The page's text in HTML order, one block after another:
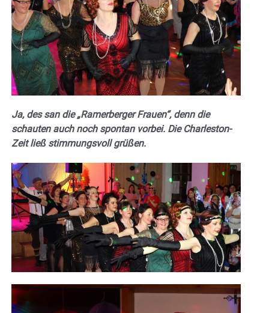
Ja, des san die „Ramerberger Frauen“, denn die
schauten auch noch spontan vorbei. Die Charleston-
Zeit ließ stimmungsvoll grüßen.